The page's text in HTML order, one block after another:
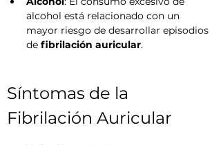
alcohol está relacionado con un
mayor riesgo de desarrollar episodios
de fibrilación auricular.
Síntomas de la
Fibrilación Auricular